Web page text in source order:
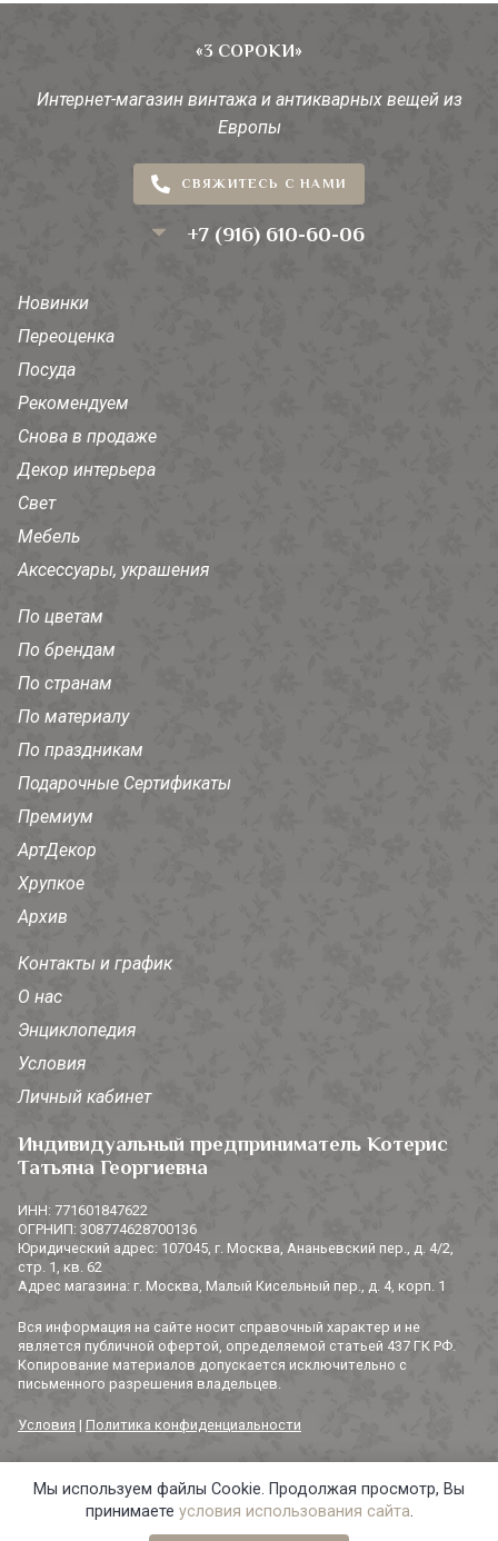
«3 СОРОКИ»
Интернет-магазин винтажа и антикварных вещей из
Европы
СВЯЖИТЕСЬ С НАМИ
+7 (916) 610-60-06
Новинки
Переоценка
Посуда
Рекомендуем
Снова в продаже
Декор интерьера
Свет
Мебель
Аксессуары, украшения
По цветам
По брендам
По странам
По материалу
По праздникам
Подарочные Сертификаты
Премиум
АртДекор
Хрупкое
Архив
Контакты и график
О нас
Энциклопедия
Условия
Личный кабинет
Индивидуальный предприниматель Котерис
Татьяна Георгиевна
ИНН: 771601847622
ОГРНИП: 308774628700136
Юридический адрес: 107045, г. Москва, Ананьевский пер., д. 4/2,
стр. 1, кв. 62
Адрес магазина: г. Москва, Малый Кисельный пер., д. 4, корп. 1
Вся информация на сайте носит справочный характер и не
является публичной офертой, определяемой статьей 437 ГК РФ.
Копирование материалов допускается исключительно с
письменного разрешения владельцев.
Условия | Политика конфиденциальности
© 2014-2026 «3 СОРОКИ». Все права защищены.
Мы используем файлы Cookie. Продолжая просмотр, Вы
принимаете условия использования сайта.